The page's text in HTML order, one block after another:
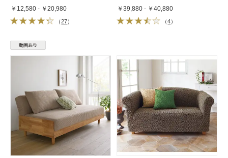
￥12,580 - ￥20,980
（27）
￥39,880 - ￥40,880
（4）